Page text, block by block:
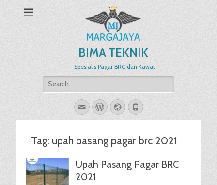
BIMA TEKNIK
Spesialis Pagar BRC dan Kawat
Search
for:
EmailWordPress
WebsitePhone
Tag: upah pasang pagar brc 2021
Upah Pasang Pagar BRC
2021